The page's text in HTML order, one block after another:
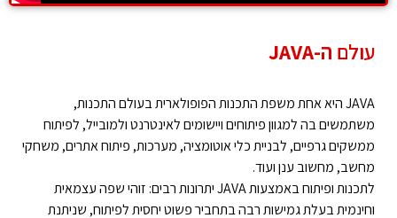
עולם ה-JAVA
JAVA היא אחת משפת התכנות הפופולארית בעולם התכנות,
משתמשים בה למגוון פיתוחים ויישומים לאינטרנט ולמובייל, לפיתוח
ממשקים גרפיים, לבניית כלי אוטומציה, מערכות, פיתוח אתרים, משחקי
מחשב, מחשוב ענן ועוד.
לתכנות ופיתוח באמצעות JAVA יתרונות רבים: זוהי שפה עצמאית
וחינמית בעלת גמישות רבה בתחביר פשוט יחסית לפיתוח, שניתנת